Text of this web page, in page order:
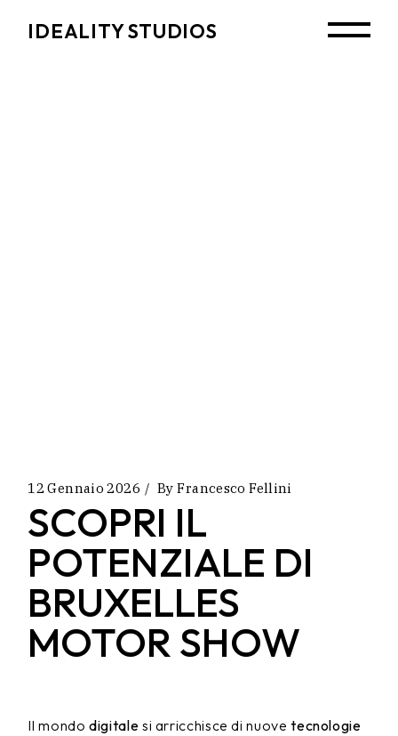
IDEALITY STUDIOS
12 Gennaio 2026 By Francesco Fellini
SCOPRI IL
POTENZIALE DI
BRUXELLES
MOTOR SHOW
Il mondodigitale si arricchisce di nuovetecnologie